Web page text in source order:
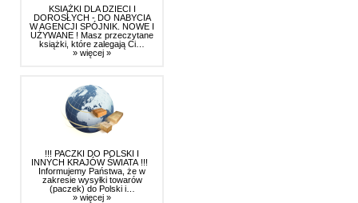
KSIĄŻKI DLA DZIECI I
DOROSŁYCH - DO NABYCIA
W AGENCJI SPÓJNIK. NOWE I
UŻYWANE ! Masz przeczytane
książki, które zalegają Ci…
» więcej »
!!! PACZKI DO POLSKI I
INNYCH KRAJÓW ŚWIATA !!!
Informujemy Państwa, że w
zakresie wysyłki towarów
(paczek) do Polski i…
» więcej »